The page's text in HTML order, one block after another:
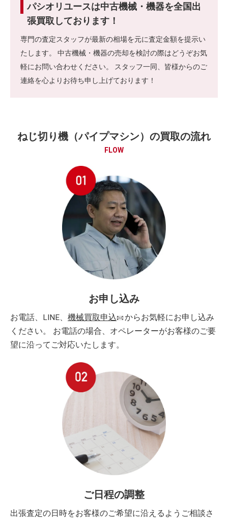
パシオリユースは中古機械・機器を全国出
張買取しております！
専門の査定スタッフが最新の相場を元に査定金額を提示い
たします。 中古機械・機器の売却を検討の際はどうぞお気
軽にお問い合わせください。 スタッフ一同、皆様からのご
連絡を心よりお待ち申し上げております！
ねじ切り機（パイプマシン）の買取の流れ
FLOW
お申し込み
お電話、LINE、 機械買取申込
からお気軽にお申し込み
ください。 お電話の場合、オペレーターがお客様のご要
望に沿ってご対応いたします。
ご日程の調整
出張査定の日時をお客様のご希望に沿えるようご相談さ